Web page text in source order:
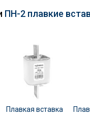
ПН-2 плавкие
Плавкая вставка